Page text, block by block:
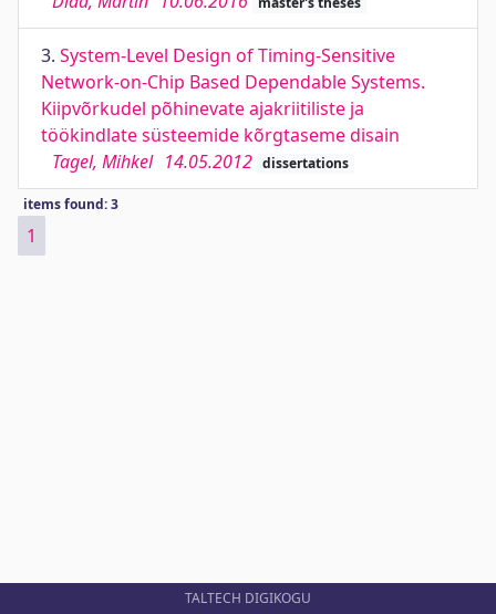
3. System-Level Design of Timing-Sensitive
Network-on-Chip Based Dependable Systems.
Kiipvõrkudel põhinevate ajakriitiliste ja
töökindlate süsteemide kõrgtaseme disain
Tagel, Mihkel 14.05.2012 dissertations
items found: 3
1
TALTECH DIGIKOGU